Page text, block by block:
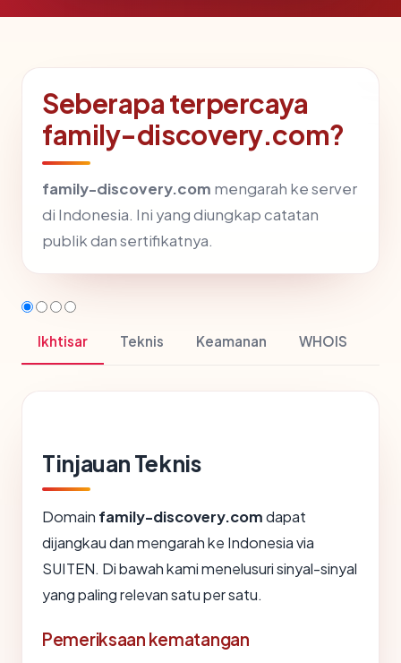
Seberapa terpercaya
family-discovery.com?
family-discovery.com mengarah ke server
di Indonesia. Ini yang diungkap catatan
publik dan sertifikatnya.
Ikhtisar Teknis Keamanan WHOIS
Tinjauan Teknis
Domain family-discovery.comdapat
dijangkau dan mengarah ke Indonesia via
SUITEN. Di bawah kami menelusuri sinyal-sinyal
yang paling relevan satu per satu.
Pemeriksaan kematangan